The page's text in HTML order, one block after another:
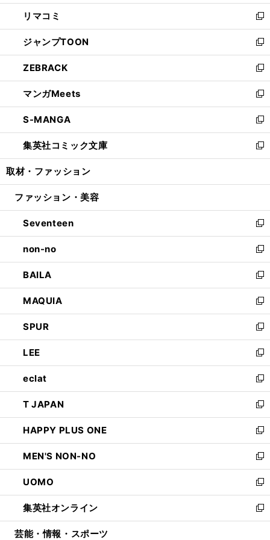
ウ
で
開
く
ン
ド
ウ
で
開
く
ウ
ィ
ン
ド
ウ
で
開
く
し
い
ウ
ィ
ン
ド
ウ
で
開
く
リマコミ
新
し
い
ウ
ィ
ン
ド
ウ
で
開
く
ジャンプTOON
新
し
い
ウ
ィ
ン
ド
ウ
で
開
ZEBRACK
新
し
い
ウ
ィ
ン
ド
ウ
開
マンガMeets
新
し
い
ウ
ィ
ン
ウ
開
く
S-MANGA
新
し
い
ウ
ン
ウ
で
開
く
集英社コミック文庫
新
し
ウ
ン
ド
ウ
で
開
く
取材・ファッション
ファッション・美容
Seventeen
新
し
い
ウ
ィ
ン
ド
ウ
で
開
く
non-no
新
し
い
ウ
ィ
ン
ド
ウ
で
開
く
BAILA
新
し
い
ウ
ィ
ン
ド
ウ
で
開
く
MAQUIA
新
し
い
ウ
ィ
ン
ド
ウ
で
開
く
SPUR
新
し
い
ウ
ィ
ン
ド
ウ
で
開
く
LEE
新
し
い
ウ
ィ
ン
ド
ウ
で
開
く
eclat
新
し
い
ウ
ィ
ン
ド
ウ
で
開
く
T JAPAN
新
し
い
ウ
ィ
ン
ド
ウ
で
開
HAPPY PLUS ONE
新
し
い
ウ
ィ
ン
ド
ウ
MEN'S NON-NO
新
し
い
ウ
ィ
ン
UOMO
新
し
い
ウ
集英社オンライン
新
し
芸能・情報・スポーツ